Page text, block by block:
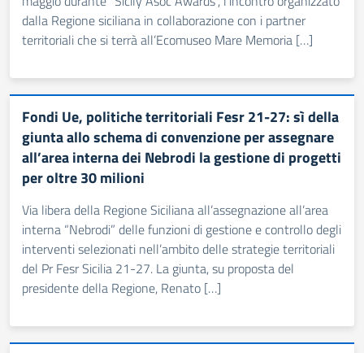
dalla Regione siciliana in collaborazione con i partner
territoriali che si terrà all’Ecomuseo Mare Memoria […]
Fondi Ue, politiche territoriali Fesr 21-27: sì della
giunta allo schema di convenzione per assegnare
all’area interna dei Nebrodi la gestione di progetti
per oltre 30 milioni
Via libera della Regione Siciliana all’assegnazione all’area
interna “Nebrodi” delle funzioni di gestione e controllo degli
interventi selezionati nell’ambito delle strategie territoriali
del Pr Fesr Sicilia 21-27. La giunta, su proposta del
presidente della Regione, Renato […]